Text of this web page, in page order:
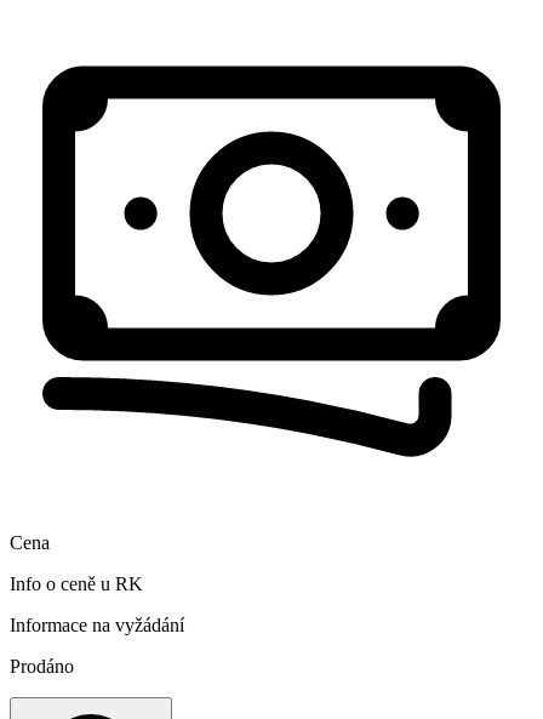
Cena
Info o ceně u RK
Informace na vyžádání
Prodáno